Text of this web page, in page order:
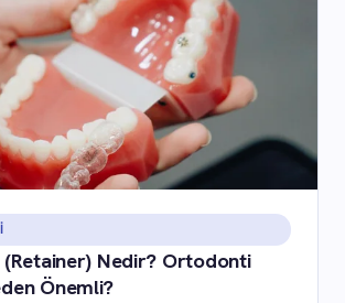
Nedir? Ortodonti
Önemli?